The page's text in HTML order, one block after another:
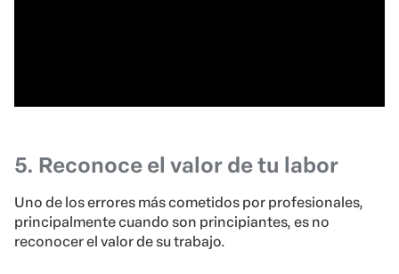
5. Reconoce el valor de tu labor
Uno de los errores más cometidos por profesionales,
principalmente cuando son principiantes, es no
reconocer el valor de su trabajo.